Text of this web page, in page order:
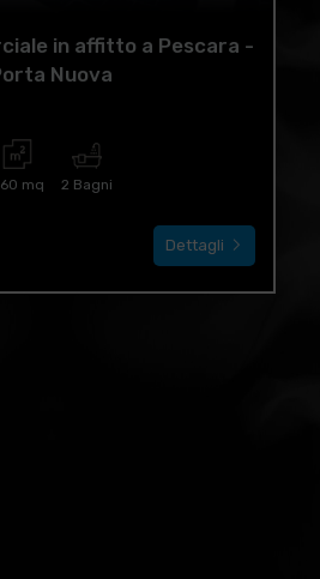
in affitto a Pescara -
Nuova
mq 2 Bagni
Dettagli